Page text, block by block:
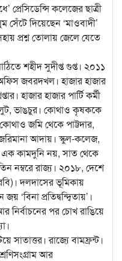
প্রেসিডেন্সি কলেজের ছাত্রী
সেঁটে দিয়েছেন ‘মাওবাদী’
প্রশ্ন তোলায় জেলে যেতে
শহীদ সুদীপ্ত গুপ্ত। ২০১১
জবরদখল। হাজার হাজার
হাজার হাজার পার্টি কর্মী
লুট, ভাঙচুর। কোথাও কৃষককে
জমি থেকে পাট্টদার,
আদায়। স্কুল-কলেজ,
কামদুনি নয়, সাত থেকে
নম্বরে রাজ্য। ২০১৮, দেশে
দলদাসের ভূমিকায়
প্রতিদ্বন্দ্বিতায়’।
নির্বাচনের পর চোখ রাঙিয়ে
রাজ্যে বামফ্রন্ট।
আর